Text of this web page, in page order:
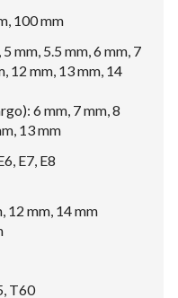
100 mm
mm, 5.5 mm, 6 mm, 7
12 mm, 13 mm, 14
6 mm, 7 mm, 8
13 mm
E7, E8
12 mm, 14 mm
T60